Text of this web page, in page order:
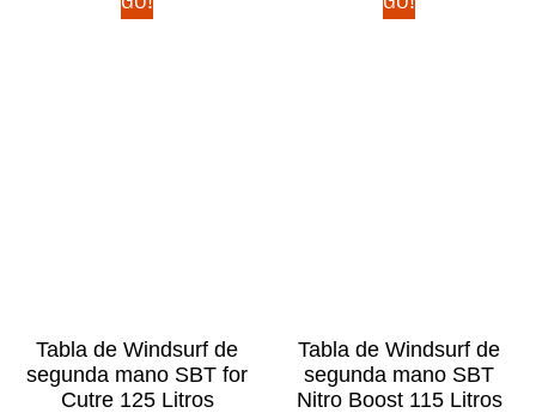
Tabla de Windsurf de
segunda mano SBT for
Cutre 125 Litros
Tabla de Windsurf de
segunda mano SBT
Nitro Boost 115 Litros